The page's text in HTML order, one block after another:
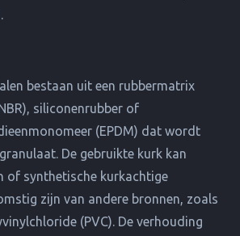
bestaan uit een rubbermatrix
siliconenrubber of
(EPDM) dat wordt
De gebruikte kurk kan
of synthetische kurkachtige
zijn van andere bronnen, zoals
(PVC). De verhouding